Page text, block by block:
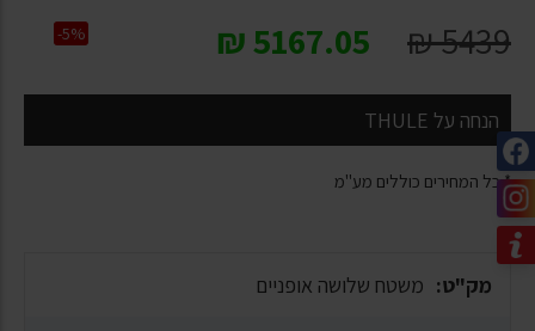
5439
₪
5167.05
₪
-5%
הנחה על THULE
* כל המחירים כוללים מע"מ
מק"ט: משטח שלושה אופניים